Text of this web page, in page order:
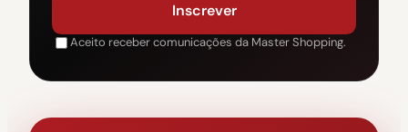
Inscrever
Aceito receber comunicações da Master Shopping.